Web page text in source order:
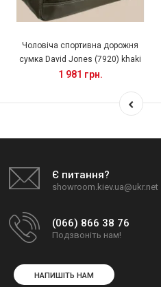
Чоловіча спортивна дорожня
сумка David Jones (7920) khaki
1 981 грн.
Є питання?
showroom.kiev.ua@ukr.net
(066) 866 38 76
Подзвоніть нам!
НАПИШІТЬ НАМ